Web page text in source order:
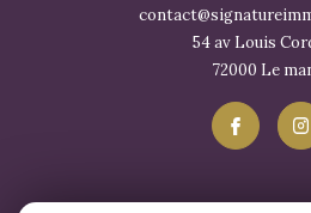
54 av Louis
72000
le